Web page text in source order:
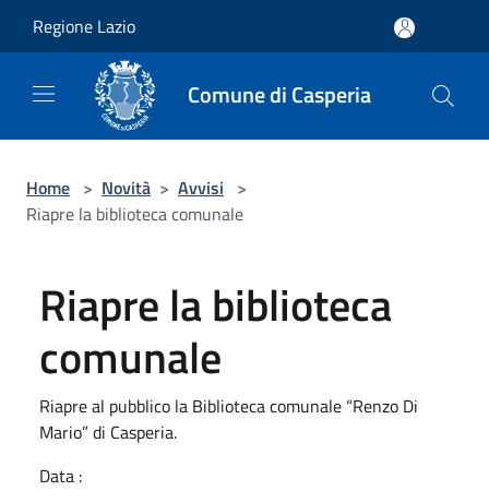
Regione Lazio
Comune di Casperia
Home > Novità > Avvisi >
Riapre la biblioteca comunale
Riapre la biblioteca
comunale
Riapre al pubblico la Biblioteca comunale “Renzo Di
Mario” di Casperia.
Data :